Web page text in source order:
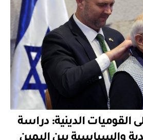
القوميات الدينية: دراسة